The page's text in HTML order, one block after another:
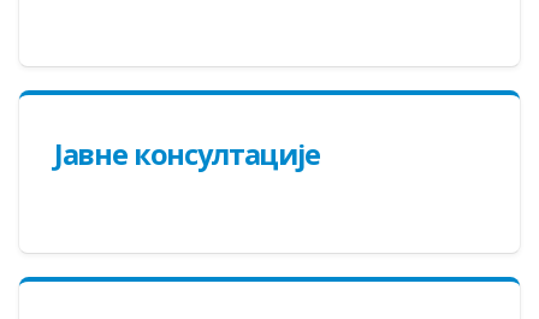
Јавне консултације